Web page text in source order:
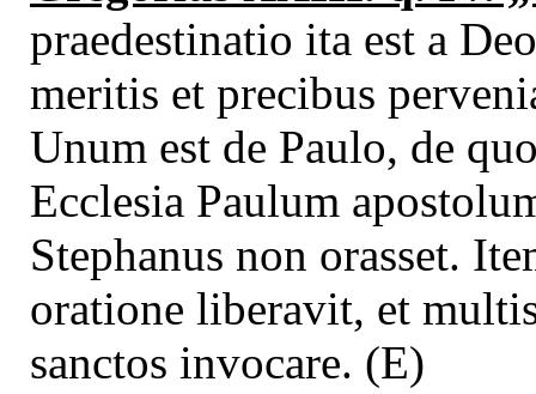
praedestinatio ita est a
meritis et precibus
Unum est de Paulo, de
Ecclesia Paulum
Stephanus non orasset.
oratione liberavit, et
sanctos invocare. (E)